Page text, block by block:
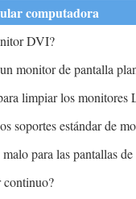
computadora
DVI?
monitor de pantalla
limpiar los monitores
soportes estándar de
para las pantallas
continuo?